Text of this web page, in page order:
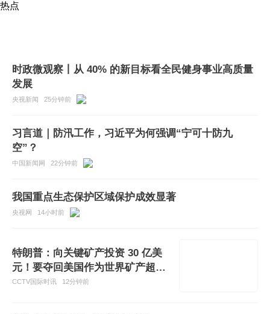
热点
时政微观察丨从 40% 的新目标看全民健身事业高质量
发展
央视新闻 25分钟前
习言道｜防汛工作，习近平为何强调“宁可十防九
空”？
中国新闻网 22分钟前
我国重点生态保护区域保护成效显著
央视网 14小时前
特朗普：向关键矿产投资 30 亿美
元！要夺回美国作为世界矿产超级
大国地位
CCTV国际时讯 12分钟前